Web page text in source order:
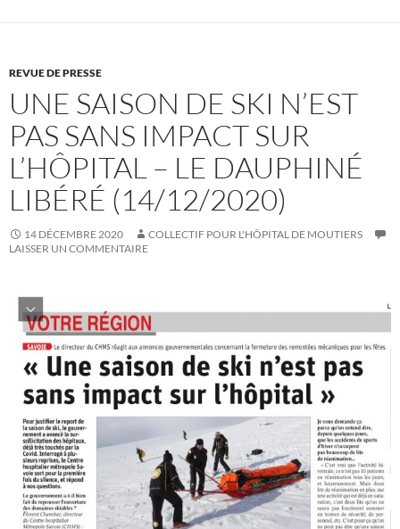
REVUE DE PRESSE
UNE SAISON DE SKI N’EST
PAS SANS IMPACT SUR
L’HÔPITAL – LE DAUPHINÉ
LIBÉRÉ (14/12/2020)
14 DÉCEMBRE 2020
COLLECTIF POUR L'HÔPITAL DE MOUTIERS
LAISSER UN COMMENTAIRE